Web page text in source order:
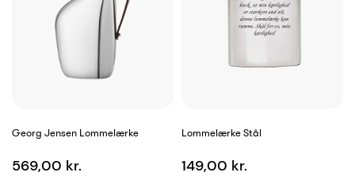
Georg Jensen Lommelærke
569,00 kr.
Lommelærke Stål
149,00 kr.